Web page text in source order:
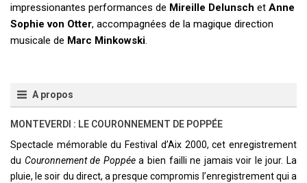
impressionantes performances de Mireille Delunsch et Anne
Sophie von Otter, accompagnées de la magique direction
musicale de Marc Minkowski.
A propos
MONTEVERDI : LE COURONNEMENT DE POPPÉE
Spectacle mémorable du Festival d’Aix 2000, cet enregistrement
du Couronnement de Poppéea bien failli ne jamais voir le jour. La
pluie, le soir du direct, a presque compromis l’enregistrement qui a